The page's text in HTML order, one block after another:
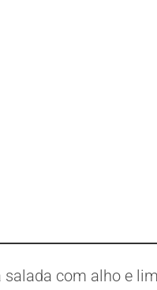
salada com alho e